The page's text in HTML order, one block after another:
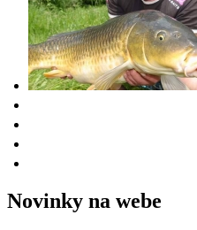
Novinky na webe